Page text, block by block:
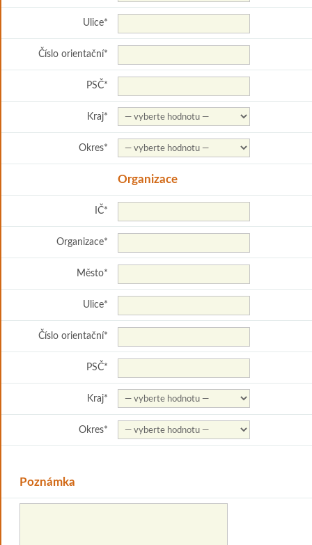
Ulice*
Číslo orientační*
PSČ*
Kraj*
Okres*
Organizace
IČ*
Organizace*
Město*
Ulice*
Číslo orientační*
PSČ*
Kraj*
Okres*
Poznámka